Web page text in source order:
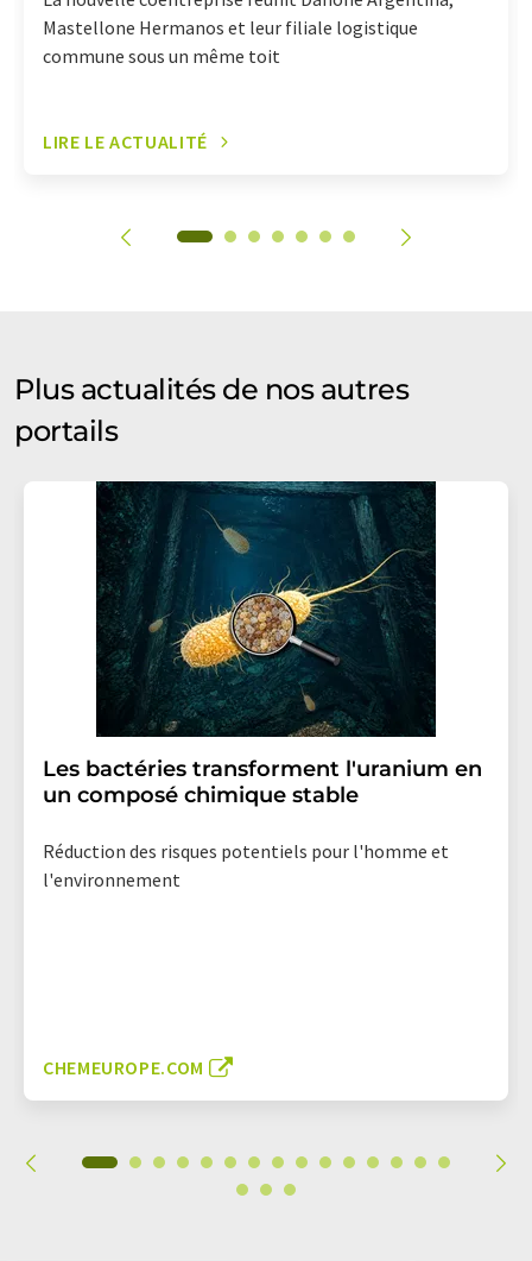
Mastellone Hermanos et leur filiale logistique
commune sous un même toit
LIRE LE ACTUALITÉ
Plus actualités de nos autres
portails
Les bactéries transforment l'uranium en
un composé chimique stable
Réduction des risques potentiels pour l'homme et
l'environnement
CHEMEUROPE.COM